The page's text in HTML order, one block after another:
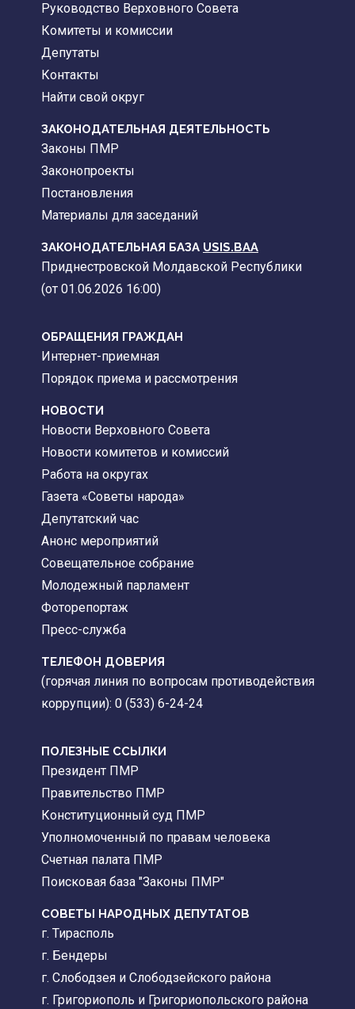
Руководство Верховного Совета
Комитеты и комиссии
Депутаты
Контакты
Найти свой округ
ЗАКОНОДАТЕЛЬНАЯ ДЕЯТЕЛЬНОСТЬ
Законы ПМР
Законопроекты
Постановления
Материалы для заседаний
ЗАКОНОДАТЕЛЬНАЯ БАЗА USIS.BAA
Приднестровской Молдавской Республики
(от 01.06.2026 16:00)
ОБРАЩЕНИЯ ГРАЖДАН
Интернет-приемная
Порядок приема и рассмотрения
НОВОСТИ
Новости Верховного Совета
Новости комитетов и комиссий
Работа на округах
Газета «Советы народа»
Депутатский час
Анонс мероприятий
Совещательное собрание
Молодежный парламент
Фоторепортаж
Пресс-служба
ТЕЛЕФОН ДОВЕРИЯ
(горячая линия по вопросам противодействия
коррупции): 0 (533) 6-24-24
ПОЛЕЗНЫЕ ССЫЛКИ
Президент ПМР
Правительство ПМР
Конституционный суд ПМР
Уполномоченный по правам человека
Счетная палата ПМР
Поисковая база "Законы ПМР"
СОВЕТЫ НАРОДНЫХ ДЕПУТАТОВ
г. Тирасполь
г. Бендеры
г. Слободзея и Слободзейского района
г. Григориополь и Григориопольского района